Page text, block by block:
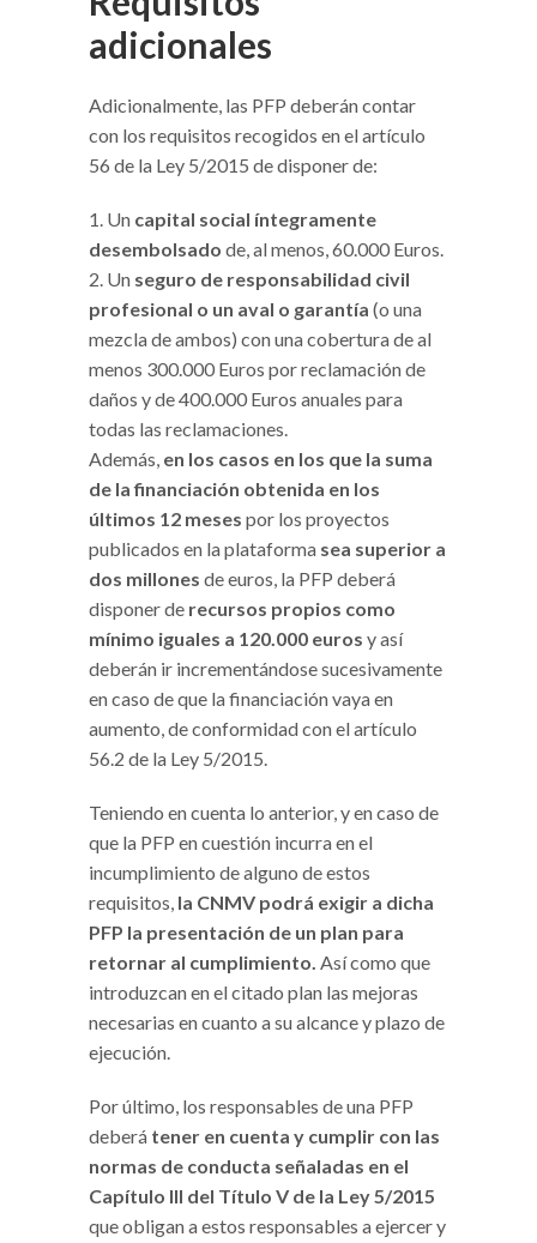
adicionales
Adicionalmente, las PFP deberán contar
con los requisitos recogidos en el artículo
56 de la Ley 5/2015 de disponer de:
Un capital social íntegramente
desembolsado de, al menos, 60.000 Euros.
Un seguro de responsabilidad civil
profesional o un aval o garantía (o una
mezcla de ambos) con una cobertura de al
menos 300.000 Euros por reclamación de
daños y de 400.000 Euros anuales para
todas las reclamaciones.
Además, en los casos en los que la suma
de la financiación obtenida en los
últimos 12 meses por los proyectos
publicados en la plataforma sea superior a
dos millones de euros, la PFP deberá
disponer de recursos propios como
mínimo iguales a 120.000 euros y así
deberán ir incrementándose sucesivamente
en caso de que la financiación vaya en
aumento, de conformidad con el artículo
56.2 de la Ley 5/2015.
Teniendo en cuenta lo anterior, y en caso de
que la PFP en cuestión incurra en el
incumplimiento de alguno de estos
requisitos, la CNMV podrá exigir a dicha
PFP la presentación de un plan para
retornar al cumplimiento. Así como que
introduzcan en el citado plan las mejoras
necesarias en cuanto a su alcance y plazo de
ejecución.
Por último, los responsables de una PFP
deberá tener en cuenta y cumplir con las
normas de conducta señaladas en el
Capítulo III del Título V de la Ley 5/2015
que obligan a estos responsables a ejercer y